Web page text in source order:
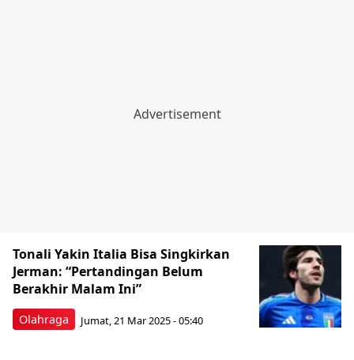
Olahraga
Tonali Yakin Italia Bisa Singkirkan
Jerman: “Pertandingan Belum
Berakhir Malam Ini”
Jumat, 21 Mar 2025 - 05:40